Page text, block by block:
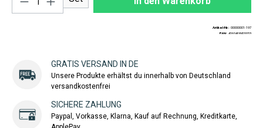
Artikel-Nr.: 00000001-197
EAN: 4260408420053
GRATIS VERSAND IN DE
Unsere Produkte erhältst du innerhalb von Deutschland
versandkostenfrei
SICHERE ZAHLUNG
Paypal, Vorkasse, Klarna, Kauf auf Rechnung, Kreditkarte,